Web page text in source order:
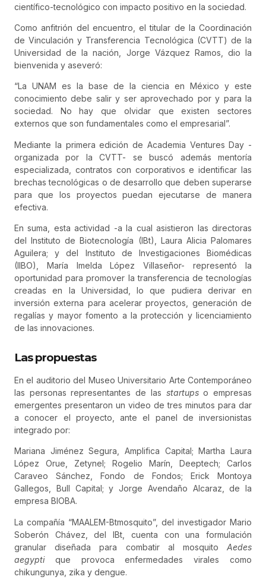
científico-tecnológico con impacto positivo en la sociedad.
Como anfitrión del encuentro, el titular de la Coordinación
de Vinculación y Transferencia Tecnológica (CVTT) de la
Universidad de la nación, Jorge Vázquez Ramos, dio la
bienvenida y aseveró:
“La UNAM es la base de la ciencia en México y este
conocimiento debe salir y ser aprovechado por y para la
sociedad. No hay que olvidar que existen sectores
externos que son fundamentales como el empresarial”.
Mediante la primera edición de Academia Ventures Day -
organizada por la CVTT- se buscó además mentoría
especializada, contratos con corporativos e identificar las
brechas tecnológicas o de desarrollo que deben superarse
para que los proyectos puedan ejecutarse de manera
efectiva.
En suma, esta actividad -a la cual asistieron las directoras
del Instituto de Biotecnología (IBt), Laura Alicia Palomares
Aguilera; y del Instituto de Investigaciones Biomédicas
(IIBO), María Imelda López Villaseñor- representó la
oportunidad para promover la transferencia de tecnologías
creadas en la Universidad, lo que pudiera derivar en
inversión externa para acelerar proyectos, generación de
regalías y mayor fomento a la protección y licenciamiento
de las innovaciones.
Las propuestas
En el auditorio del Museo Universitario Arte Contemporáneo
las personas representantes de las startupso empresas
emergentes presentaron un video de tres minutos para dar
a conocer el proyecto, ante el panel de inversionistas
integrado por:
Mariana Jiménez Segura, Amplifica Capital; Martha Laura
López Orue, Zetynel; Rogelio Marín, Deeptech; Carlos
Caraveo Sánchez, Fondo de Fondos; Erick Montoya
Gallegos, Bull Capital; y Jorge Avendaño Alcaraz, de la
empresa BIOBA.
La compañía “MAALEM-Btmosquito”, del investigador Mario
Soberón Chávez, del IBt, cuenta con una formulación
granular diseñada para combatir al mosquito Aedes
aegyptique provoca enfermedades virales como
chikungunya, zika y dengue.